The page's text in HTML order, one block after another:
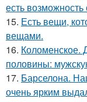
есть
15. Есть вещи,
вещами.
16. Коломенское.
половины:
17. Барселона.
очень ярким